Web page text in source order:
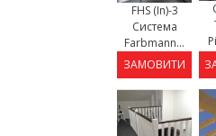
FHS (In)-3
Система
Farbmann...
ЗАМОВИТИ